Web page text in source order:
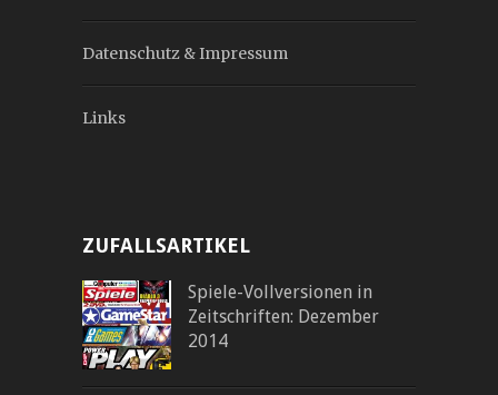
Datenschutz & Impressum
Links
ZUFALLSARTIKEL
Spiele-Vollversionen in
Zeitschriften: Dezember
2014